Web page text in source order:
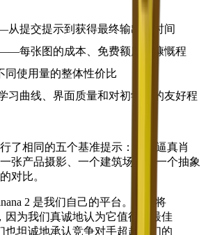
提交提示到获得最终输出的时间
每张图的成本、免费额度的慷慨程
同使用量的整体性价比
曲线、界面质量和对初学者的友好程
了相同的五个基准提示：一幅逼真肖
张产品摄影、一个建筑场景和一个抽象
对比。
2 是我们自己的平台。我们将
因为我们真诚地认为它值得在最佳
坦诚地承认竞争对手超越我们的